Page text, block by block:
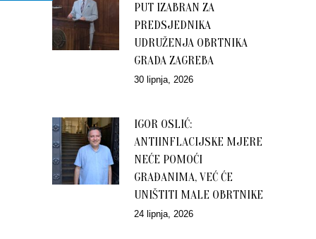
PUT IZABRAN ZA
PREDSJEDNIKA
UDRUŽENJA OBRTNIKA
GRADA ZAGREBA
30 lipnja, 2026
IGOR OSLIĆ:
ANTIINFLACIJSKE MJERE
NEĆE POMOĆI
GRAĐANIMA, VEĆ ĆE
UNIŠTITI MALE OBRTNIKE
24 lipnja, 2026